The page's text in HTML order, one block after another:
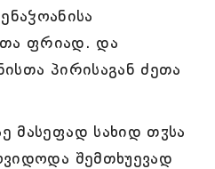
ფრიად. და
პირისაგან ძეთა
მასეფად სახიდ თჳსა
შემთხუევად